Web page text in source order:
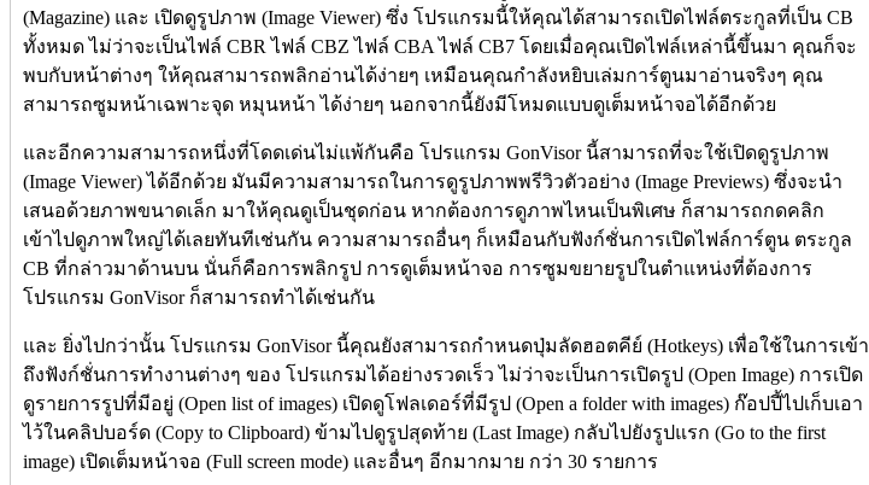
(Magazine) และ เปิดดูรูปภาพ (Image Viewer) ซึ่ง โปรแกรมนี้ให้คุณได้สามารถเปิดไฟล์ตระกูลที่เป็น CB
ทั้งหมด ไม่ว่าจะเป็นไฟล์ CBR ไฟล์ CBZ ไฟล์ CBA ไฟล์ CB7 โดยเมื่อคุณเปิดไฟล์เหล่านี้ขึ้นมา คุณก็จะ
พบกับหน้าต่างๆ ให้คุณสามารถพลิกอ่านได้ง่ายๆ เหมือนคุณกำลังหยิบเล่มการ์ตูนมาอ่านจริงๆ คุณ
สามารถซูมหน้าเฉพาะจุด หมุนหน้า ได้ง่ายๆ นอกจากนี้ยังมีโหมดแบบดูเต็มหน้าจอได้อีกด้วย
และอีกความสามารถหนึ่งที่โดดเด่นไม่แพ้กันคือ โปรแกรม GonVisor นี้สามารถที่จะใช้เปิดดูรูปภาพ
(Image Viewer) ได้อีกด้วย มันมีความสามารถในการดูรูปภาพพรีวิวตัวอย่าง (Image Previews) ซึ่งจะนำ
เสนอด้วยภาพขนาดเล็ก มาให้คุณดูเป็นชุดก่อน หากต้องการดูภาพไหนเป็นพิเศษ ก็สามารถกดคลิก
เข้าไปดูภาพใหญ่ได้เลยทันทีเช่นกัน ความสามารถอื่นๆ ก็เหมือนกับฟังก์ชั่นการเปิดไฟล์การ์ตูน ตระกูล
CB ที่กล่าวมาด้านบน นั่นก็คือการพลิกรูป การดูเต็มหน้าจอ การซูมขยายรูปในตำแหน่งที่ต้องการ
โปรแกรม GonVisor ก็สามารถทำได้เช่นกัน
และ ยิ่งไปกว่านั้น โปรแกรม GonVisor นี้คุณยังสามารถกำหนดปุ่มลัดฮอตคีย์ (Hotkeys) เพื่อใช้ในการเข้า
ถึงฟังก์ชั่นการทำงานต่างๆ ของ โปรแกรมได้อย่างรวดเร็ว ไม่ว่าจะเป็นการเปิดรูป (Open Image) การเปิด
ดูรายการรูปที่มีอยู่ (Open list of images) เปิดดูโฟลเดอร์ที่มีรูป (Open a folder with images) ก๊อปปี้ไปเก็บเอา
ไว้ในคลิปบอร์ด (Copy to Clipboard) ข้ามไปดูรูปสุดท้าย (Last Image) กลับไปยังรูปแรก (Go to the first
image) เปิดเต็มหน้าจอ (Full screen mode) และอื่นๆ อีกมากมาย กว่า 30 รายการ